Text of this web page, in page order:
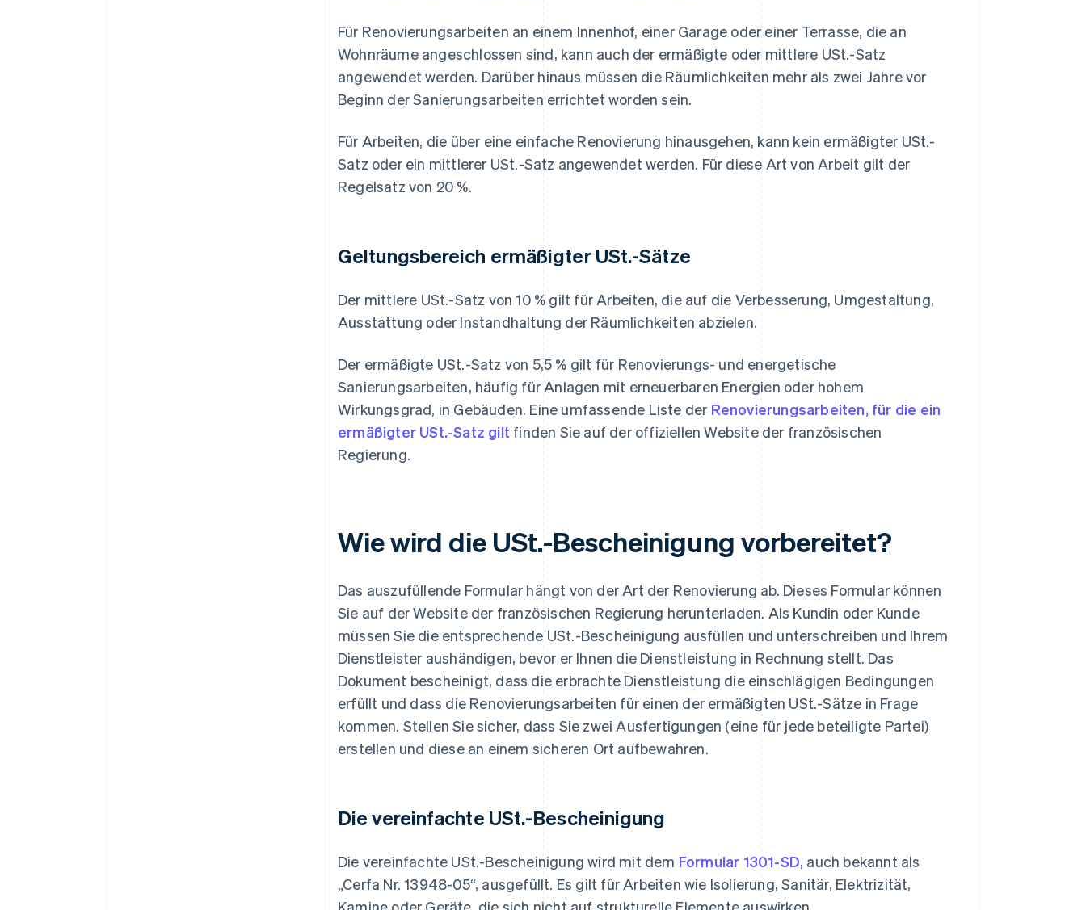
Für Renovierungsarbeiten an einem Innenhof, einer Garage oder einer Terrasse, die an
Wohnräume angeschlossen sind, kann auch der ermäßigte oder mittlere USt.-Satz
angewendet werden. Darüber hinaus müssen die Räumlichkeiten mehr als zwei Jahre vor
Beginn der Sanierungsarbeiten errichtet worden sein.
Für Arbeiten, die über eine einfache Renovierung hinausgehen, kann kein ermäßigter USt.-
Satz oder ein mittlerer USt.-Satz angewendet werden. Für diese Art von Arbeit gilt der
Regelsatz von 20 %.
Geltungsbereich ermäßigter USt.-Sätze
Der mittlere USt.-Satz von 10 % gilt für Arbeiten, die auf die Verbesserung, Umgestaltung,
Ausstattung oder Instandhaltung der Räumlichkeiten abzielen.
Der ermäßigte USt.-Satz von 5,5 % gilt für Renovierungs- und energetische
Sanierungsarbeiten, häufig für Anlagen mit erneuerbaren Energien oder hohem
Wirkungsgrad, in Gebäuden. Eine umfassende Liste der Renovierungsarbeiten, für die ein
ermäßigter USt.-Satz gilt finden Sie auf der offiziellen Website der französischen
Regierung.
Wie wird die USt.-Bescheinigung vorbereitet?
Das auszufüllende Formular hängt von der Art der Renovierung ab. Dieses Formular können
Sie auf der Website der französischen Regierung herunterladen. Als Kundin oder Kunde
müssen Sie die entsprechende USt.-Bescheinigung ausfüllen und unterschreiben und Ihrem
Dienstleister aushändigen, bevor er Ihnen die Dienstleistung in Rechnung stellt. Das
Dokument bescheinigt, dass die erbrachte Dienstleistung die einschlägigen Bedingungen
erfüllt und dass die Renovierungsarbeiten für einen der ermäßigten USt.-Sätze in Frage
kommen. Stellen Sie sicher, dass Sie zwei Ausfertigungen (eine für jede beteiligte Partei)
erstellen und diese an einem sicheren Ort aufbewahren.
Die vereinfachte USt.-Bescheinigung
Die vereinfachte USt.-Bescheinigung wird mit dem Formular 1301-SD, auch bekannt als
„Cerfa Nr. 13948-05“, ausgefüllt. Es gilt für Arbeiten wie Isolierung, Sanitär, Elektrizität,